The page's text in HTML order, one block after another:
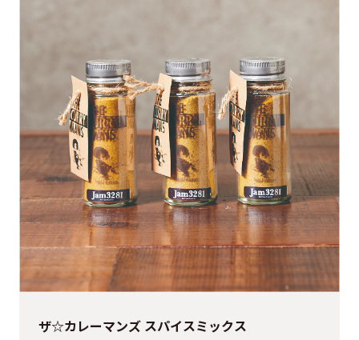
ザ☆カレーマンズ スパイスミックス